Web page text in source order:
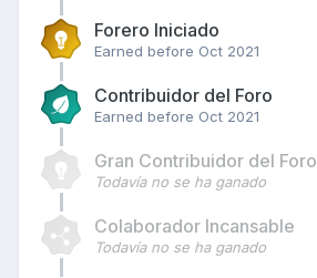
Forero Iniciado
Earned before Oct 2021
Contribuidor del Foro
Earned before Oct 2021
Gran Contribuidor del Foro
Todavía no se ha ganado
Colaborador Incansable
Todavía no se ha ganado